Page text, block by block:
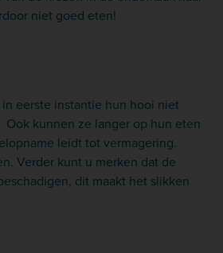
niet goed eten!
eerste instantie hun hooi niet
kunnen ze langer op hun eten
leidt tot vermagering.
Verder kunt u merken dat de
dit maakt het slikken